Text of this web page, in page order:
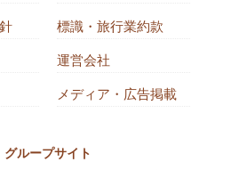
標識・旅行業約款
運営会社
メディア・広告掲載
グループサイト